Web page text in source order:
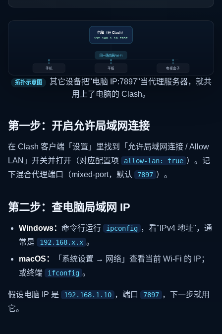
电脑（开 Clash）
192.168.1.10:7897
同一路由器/Wi-Fi
手机 平板 电视盒子
拓扑示意图
其它设备把"电脑 IP:7897"当代理服务器，就共
用上了电脑的 Clash。
第一步：开启允许局域网连接
在 Clash 客户端「设置」里找到「允许局域网连接 / Allow
LAN」开关并打开（对应配置项
allow-lan: true ）。记
下混合代理端口（mixed-port，默认
7897 ）。
第二步：查电脑局域网 IP
Windows： 命令行运行 ipconfig ，看"IPv4 地址"，通
常是
192.168.x.x 。
macOS：
「系统设置 → 网络」查看当前 Wi-Fi 的 IP；
或终端
ifconfig 。
假设电脑 IP 是 192.168.1.10 ，端口 7897 ，下一步就用
它。